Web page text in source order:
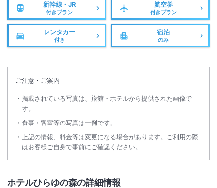
新幹線・JR
付きプラン
航空券
付きプラン
レンタカー
付き
宿泊
のみ
ご注意・ご案内
掲載されている写真は、旅館・ホテルから提供された画像で
す。
食事・客室等の写真は一例です。
上記の情報、料金等は変更になる場合があります。ご利用の際
はお客様ご自身で事前にご確認ください。
ホテルひらゆの森の詳細情報